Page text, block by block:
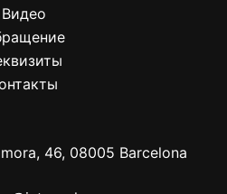
Видео
46, 08005 Barcelona